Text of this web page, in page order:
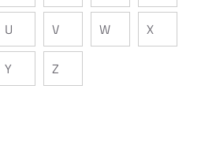
U V W X
Y Z